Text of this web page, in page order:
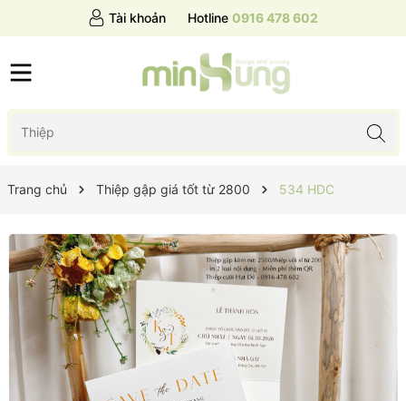
Tài khoản Hotline 0916 478 602
Trang chủ Thiệp gập giá tốt từ 2800 534 HDC